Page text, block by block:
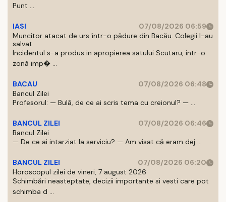
Punt ...
IASI
07/08/2026 06:59
Muncitor atacat de urs într-o pădure din Bacău. Colegii l-au
salvat
Incidentul s-a produs in apropierea satului Scutaru, intr-o
zonă imp� ...
BACAU
07/08/2026 06:48
Bancul Zilei
Profesorul: — Bulă, de ce ai scris tema cu creionul? — ...
BANCUL ZILEI
07/08/2026 06:46
Bancul Zilei
— De ce ai intarziat la serviciu? — Am visat că eram dej ...
BANCUL ZILEI
07/08/2026 06:20
Horoscopul zilei de vineri, 7 august 2026
Schimbări neasteptate, decizii importante si vesti care pot
schimba d ...